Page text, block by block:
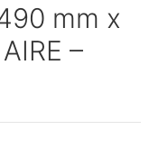
mm x
–